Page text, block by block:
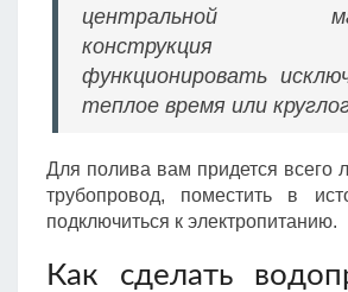
центральной
конструкция
функционировать
теплое время или
Для полива вам придется всего
трубопровод, поместить в
подключиться к электропитанию.
Как сделать